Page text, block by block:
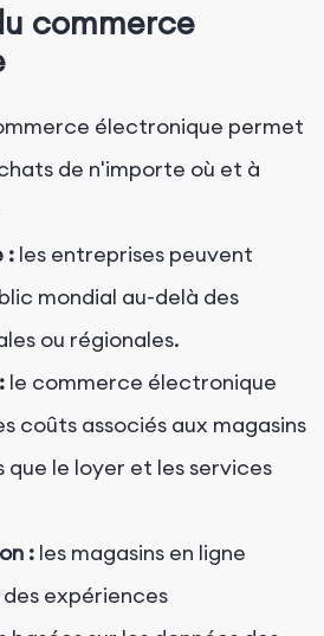
commerce
électronique permet
de n'importe où et à
: les entreprises peuvent
mondial au-delà des
ou régionales.
le commerce électronique
coûts associés aux magasins
que le loyer et les services
: les magasins en ligne
expériences